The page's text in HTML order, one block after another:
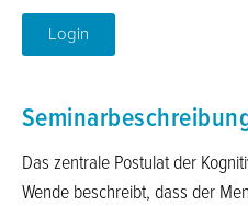
Login
Das zentrale Postulat der
Wende beschreibt, dass der